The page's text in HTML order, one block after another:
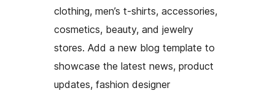
clothing, men’s t-shirts, accessories,
cosmetics, beauty, and jewelry
stores. Add a new blog template to
showcase the latest news, product
updates, fashion designer